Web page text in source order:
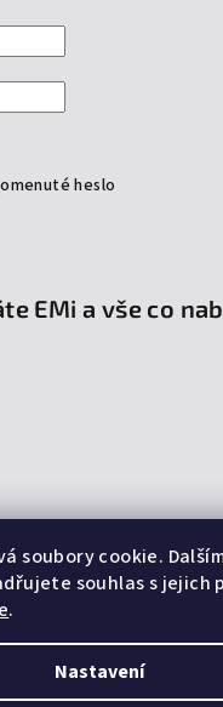
soubory cookie.
souhlas s jejich
.
Nastavení
heslo
EMi a vše co
platby